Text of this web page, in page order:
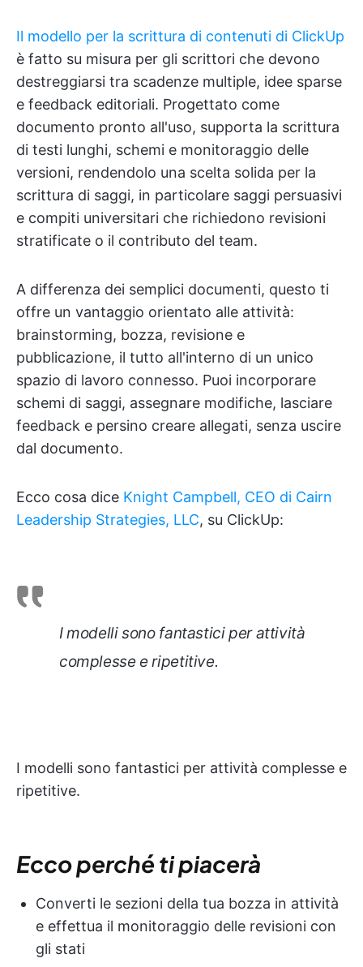
Il modello per la scrittura di contenuti di ClickUp
è fatto su misura per gli scrittori che devono
destreggiarsi tra scadenze multiple, idee sparse
e feedback editoriali. Progettato come
documento pronto all'uso, supporta la scrittura
di testi lunghi, schemi e monitoraggio delle
versioni, rendendolo una scelta solida per la
scrittura di saggi, in particolare saggi persuasivi
e compiti universitari che richiedono revisioni
stratificate o il contributo del team.
A differenza dei semplici documenti, questo ti
offre un vantaggio orientato alle attività:
brainstorming, bozza, revisione e
pubblicazione, il tutto all'interno di un unico
spazio di lavoro connesso. Puoi incorporare
schemi di saggi, assegnare modifiche, lasciare
feedback e persino creare allegati, senza uscire
dal documento.
Ecco cosa dice Knight Campbell, CEO di Cairn
Leadership Strategies, LLC, su ClickUp:
I modelli sono fantastici per attività
complesse e ripetitive.
I modelli sono fantastici per attività complesse e
ripetitive.
Ecco perché ti piacerà
Converti le sezioni della tua bozza in attività
e effettua il monitoraggio delle revisioni con
gli stati